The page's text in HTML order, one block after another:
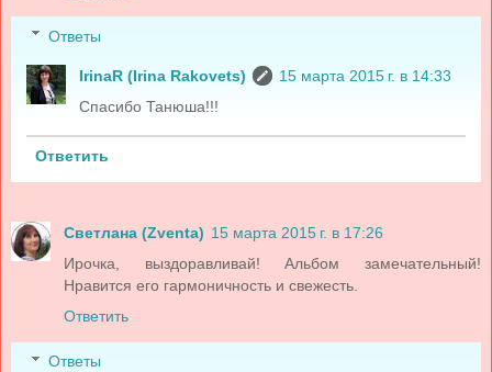
Ответы
IrinaR (Irina Rakovets)
15 марта 2015 г. в 14:33
Спасибо Танюша!!!
Ответить
Светлана (Zventa) 15 марта 2015 г. в 17:26
Ирочка, выздоравливай! Альбом замечательный!
Нравится его гармоничность и свежесть.
Ответить
Ответы